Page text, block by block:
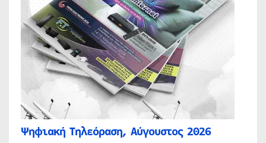
Ψηφιακή Τηλεόραση, Αύγουστος 2026